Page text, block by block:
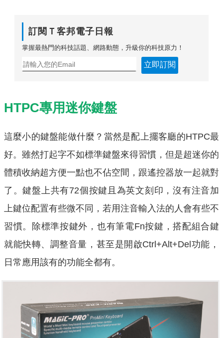
訂閱Ｔ客邦電子日報
掌握最熱門的科技話題、網路動態，升級你的科技原力！
立即訂閱
HTPC專用迷你鍵盤
這麼小的鍵盤能做什麼？當然是配上擺客廳的HTPC最
好。雖然打起字不如標準鍵盤來得習慣，但是超迷你的
體積收納超方便一點也不佔空間，跟遙控器放一起就對
了。鍵盤上共有72個按鍵且為英文刻印，沒有注音加
上鍵位配置有些微不同，若用注音輸入法的人會有些不
習慣。除標準按鍵外，也有筆電Fn按鍵，搭配組合鍵
就能快轉、調整音量，甚至是開啟Ctrl+Alt+Del功能，
日常應用該有的功能全都有。